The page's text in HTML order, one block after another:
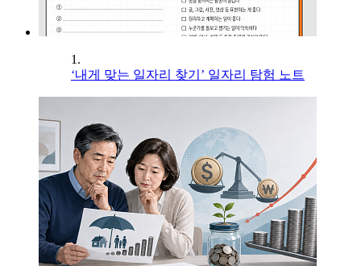
1.
‘내게 맞는 일자리 찾기’ 일자리 탐험 노트